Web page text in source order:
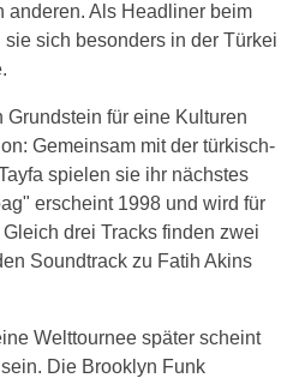
anderen. Als Headliner beim
sich besonders in der Türkei
für eine Kulturen
Gemeinsam mit der türkisch-
spielen sie ihr nächstes
erscheint 1998 und wird für
drei Tracks finden zwei
Soundtrack zu Fatih Akins
Welttournee später scheint
Die Brooklyn Funk